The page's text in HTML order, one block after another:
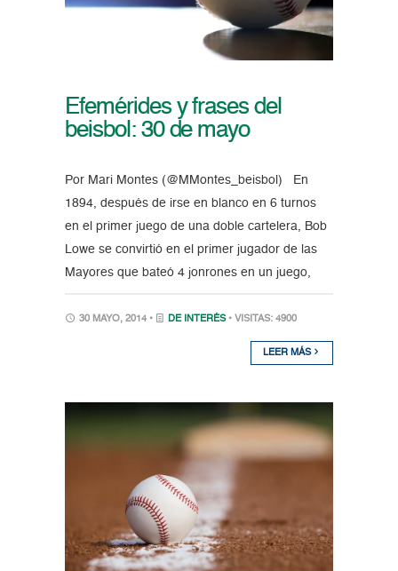
Efemérides y frases del
beisbol: 30 de mayo
Por Mari Montes (@MMontes_beisbol) En
1894, después de irse en blanco en 6 turnos
en el primer juego de una doble cartelera, Bob
Lowe se convirtió en el primer jugador de las
Mayores que bateó 4 jonrones en un juego,
30 MAYO, 2014 • DE INTERÉS • VISITAS: 4900
LEER MÁS